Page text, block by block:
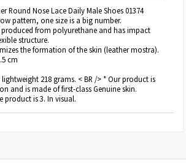
Round Nose Lace Daily Male Shoes 01374
pattern, one size is a big number.
from polyurethane and has impact
structure.
the formation of the skin (leather mostra).
cm
218 grams. < BR /> * Our product is
and is made of first-class Genuine skin.
product is 3. In visual.